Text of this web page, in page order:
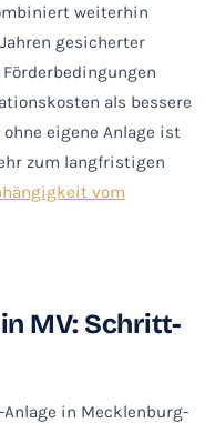
weiterhin
gesicherter
als bessere
eigene Anlage ist
zum langfristigen
vom
MV: Schritt-
Anlage in Mecklenburg-